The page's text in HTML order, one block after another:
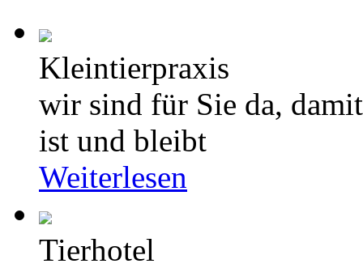
Kleintierpraxis
wir sind für Sie da,
ist und bleibt
Weiterlesen
Tierhotel